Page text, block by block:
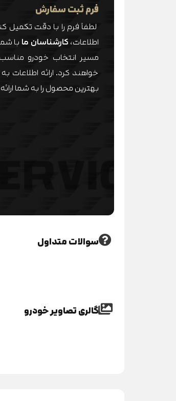
فرم ثبت سفارش
لطفاً فرم را با دقت تکمیل
اطلاعات،کارشناسان ما با
مسیر انتخاب خودرو
خواهند کرد. ارائه اطلاعات
بهترین محصول را به شما
سوالات متداول
گالری تصاویر خودرو